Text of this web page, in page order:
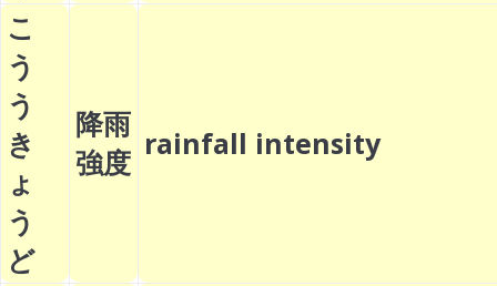
こ
う
う
き
ょ
う
ど
降雨
強度 rainfall intensity